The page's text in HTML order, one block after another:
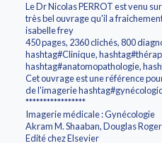
Le Dr Nicolas PERROT est venu
très bel ouvrage qu'il a
isabelle frey
450 pages, 2360 clichés, 800
hashtag#Clinique,
hashtag#anatomopathologie,
Cet ouvrage est une référence
de l'imagerie
*****************
Imagerie médicale : Gynécologie
Akram M. Shaaban, Douglas
Edité chez Elsevier